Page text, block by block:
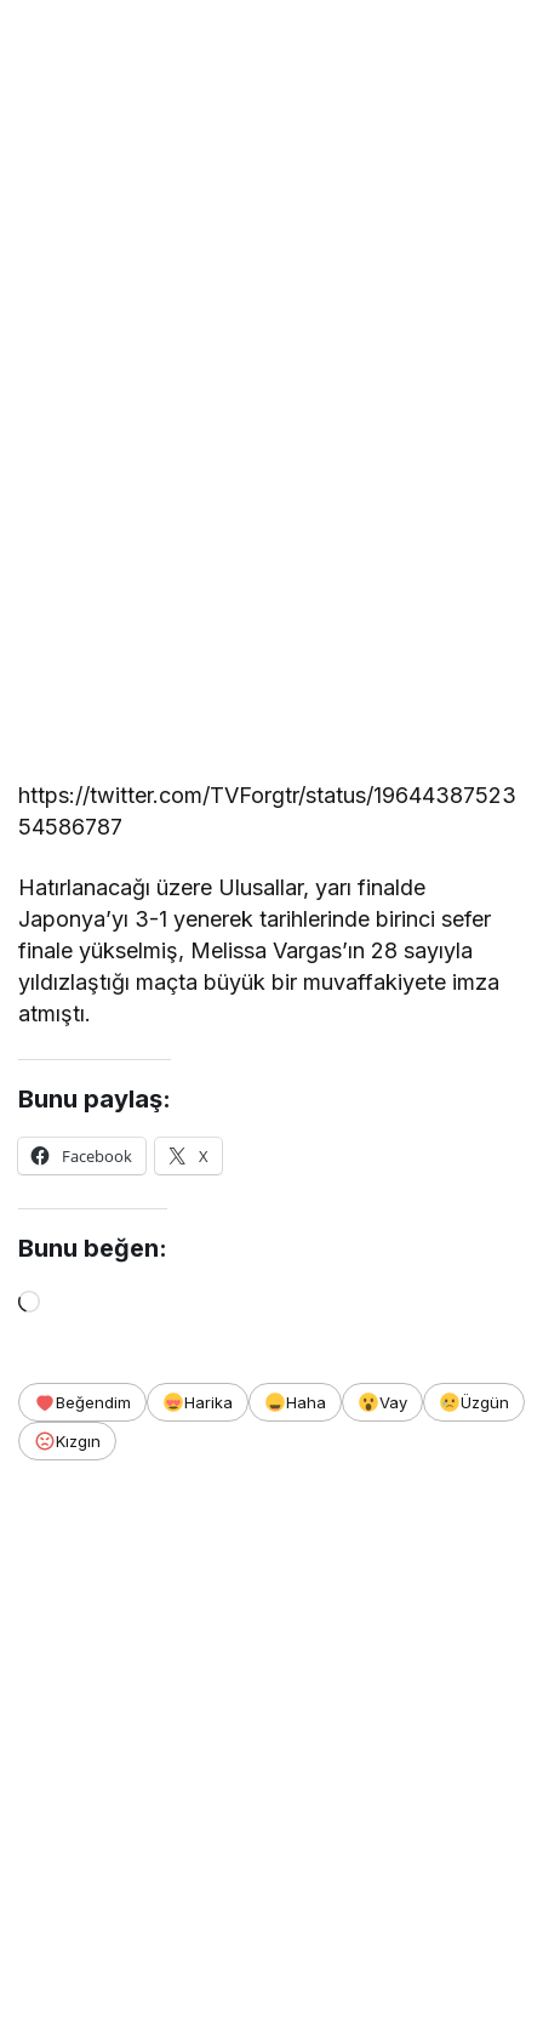
https://twitter.com/TVForgtr/status/19644387523
54586787
Hatırlanacağı üzere Ulusallar, yarı finalde
Japonya’yı 3-1 yenerek tarihlerinde birinci sefer
finale yükselmiş, Melissa Vargas’ın 28 sayıyla
yıldızlaştığı maçta büyük bir muvaffakiyete imza
atmıştı.
Bunu paylaş:
Facebook X
Bunu beğen:
Yükleniyor...
Beğendim Harika Haha Vay
Üzgün
Kızgın